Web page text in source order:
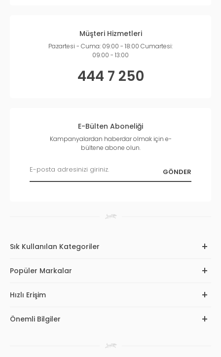
Müşteri Hizmetleri
Pazartesi - Cuma: 09:00 - 18:00 Cumartesi:
09:00 - 13:00
444 7 250
E-Bülten Aboneliği
Kampanyalardan haberdar olmak için e-
bültene abone olun.
Sık Kullanılan Kategoriler
Popüler Markalar
Hızlı Erişim
Önemli Bilgiler